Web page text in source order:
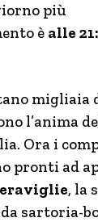
più
è alle
migliaia
l’anima
Ora i
pronti ad
, la
sartoria-